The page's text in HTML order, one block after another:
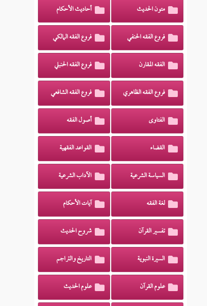
متون الحديث أحاديث الأحكام
فروع الفقه الحنفي فروع الفقه المالكي
الفقه المقارن فروع الفقه الحنبلي
فروع الفقه الظاهري فروع الفقه الشافعي
الفتاوى أصول الفقه
القضاء القواعد الفقهية
السياسة الشرعية الآداب الشرعية
لغة الفقه آيات الأحكام
تفسير القرآن شروح الحديث
السيرة النبوية التاريخ والتراجم
علوم القرآن علوم الحديث